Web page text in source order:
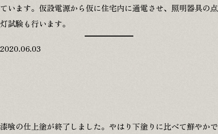
ています。仮設電源から仮に住宅内に通電させ、照明器具の点
灯試験も行います。
2020.06.03
漆喰の仕上塗が終了しました。やはり下塗りに比べて鮮やかで